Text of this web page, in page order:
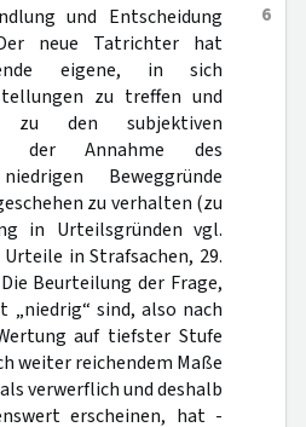
6
und Entscheidung
neue Tatrichter hat
eigene, in sich
zu treffen und
zu den subjektiven
der Annahme des
Beweggründe
zu verhalten (zu
in Urteilsgründen vgl.
in Strafsachen, 29.
Beurteilung der Frage,
„niedrig“ sind, also nach
auf tiefster Stufe
weiter reichendem Maße
verwerflich und deshalb
erscheinen, hat -